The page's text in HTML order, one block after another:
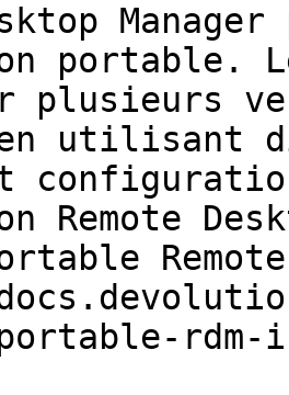
portable.
plusieurs
en utilisant
Remote